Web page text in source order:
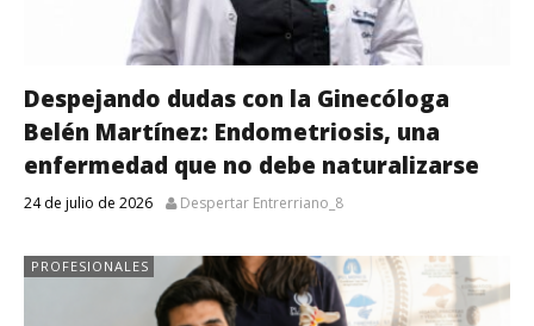
Despejando dudas con la Ginecóloga
Belén Martínez: Endometriosis, una
enfermedad que no debe naturalizarse
24 de julio de 2026 Despertar Entrerriano_8
PROFESIONALES